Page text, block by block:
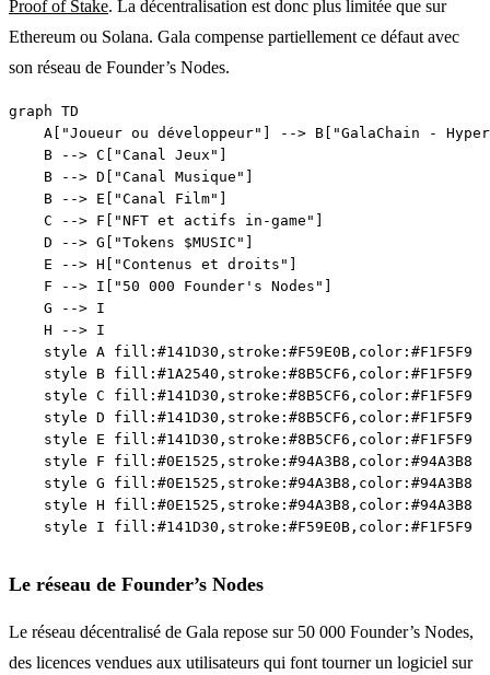
Proof of Stake. La décentralisation est donc plus limitée que sur
Ethereum ou Solana. Gala compense partiellement ce défaut avec
son réseau de Founder’s Nodes.
graph TD
A["Joueur ou développeur"] --> B["GalaChain -
    B --> C["Canal Jeux"]
    B --> D["Canal Musique"]
    B --> E["Canal Film"]
    C --> F["NFT et actifs in-game"]
    D --> G["Tokens $MUSIC"]
    E --> H["Contenus et droits"]
    F --> I["50 000 Founder's Nodes"]
    G --> I
    H --> I
    style A fill:#141D30,stroke:#F59E0B,color:#F1F5F9
    style B fill:#1A2540,stroke:#8B5CF6,color:#F1F5F9
    style C fill:#141D30,stroke:#8B5CF6,color:#F1F5F9
    style D fill:#141D30,stroke:#8B5CF6,color:#F1F5F9
    style E fill:#141D30,stroke:#8B5CF6,color:#F1F5F9
    style F fill:#0E1525,stroke:#94A3B8,color:#94A3B8
    style G fill:#0E1525,stroke:#94A3B8,color:#94A3B8
    style H fill:#0E1525,stroke:#94A3B8,color:#94A3B8
Le réseau de Founder’s Nodes
Le réseau décentralisé de Gala repose sur 50 000 Founder’s Nodes,
des licences vendues aux utilisateurs qui font tourner un logiciel sur